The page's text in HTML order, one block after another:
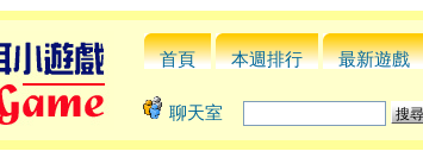
首頁 本週排行 最新遊戲
聊天室